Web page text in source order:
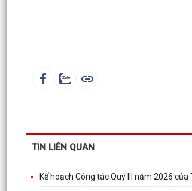
TIN LIÊN QUAN
Kế hoạch Công tác Quý III năm 2026